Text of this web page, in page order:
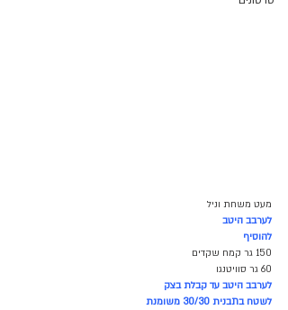
מעט משחת וניל
לערבב היטב
להוסיף
150 גר קמח שקדים
60 גר סוויטנגו
לערבב היטב עד קבלת בצק
לשטח בתבנית 30/30 משומנת